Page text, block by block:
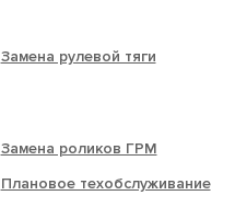
Замена рулевой тяги
Замена роликов ГРМ
Плановое техобслуживание